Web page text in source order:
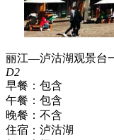
丽江—泸沽湖观景台
D2
早餐： 包含
午餐： 包含
晚餐： 不含
住宿： 泸沽湖